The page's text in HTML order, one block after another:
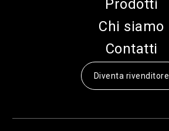
Prodotti
Chi siamo
Contatti
Diventa rivenditore